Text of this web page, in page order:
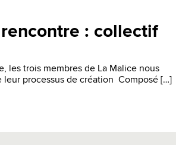
: collectif
les trois membres de La Malice nous
processus de création Composé […]